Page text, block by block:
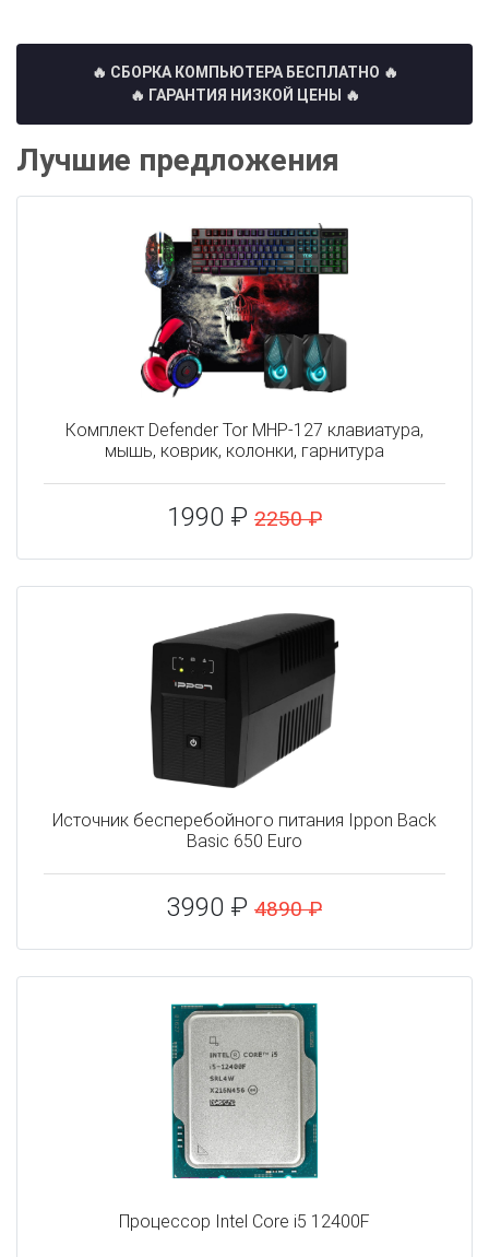
🔥 СБОРКА КОМПЬЮТЕРА БЕСПЛАТНО 🔥
🔥 ГАРАНТИЯ НИЗКОЙ ЦЕНЫ 🔥
Лучшие предложения
Комплект Defender Tor MHP-127 клавиатура,
мышь, коврик, колонки, гарнитура
1990 ₽ 2250 ₽
Источник бесперебойного питания Ippon Back
Basic 650 Euro
3990 ₽ 4890 ₽
Процессор Intel Core i5 12400F